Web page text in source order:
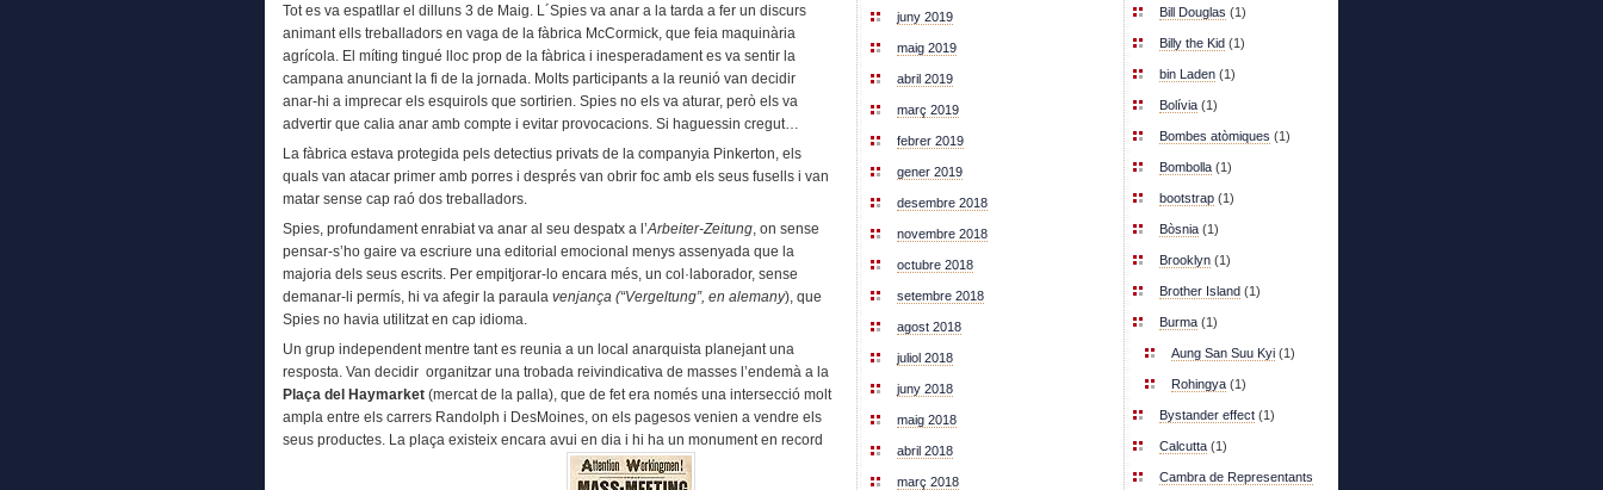
Tot es va espatllar el dilluns 3 de Maig. L´Spies va anar a la tarda a fer un discurs
animant ells treballadors en vaga de la fàbrica McCormick, que feia maquinària
agrícola. El míting tingué lloc prop de la fàbrica i inesperadament es va sentir la
campana anunciant la fi de la jornada. Molts participants a la reunió van decidir
anar-hi a imprecar els esquirols que sortirien. Spies no els va aturar, però els va
advertir que calia anar amb compte i evitar provocacions. Si haguessin cregut…
La fàbrica estava protegida pels detectius privats de la companyia Pinkerton, els
quals van atacar primer amb porres i després van obrir foc amb els seus fusells i van
matar sense cap raó dos treballadors.
Spies, profundament enrabiat va anar al seu despatx a l’Arbeiter-Zeitung, on sense
pensar-s’ho gaire va escriure una editorial emocional menys assenyada que la
majoria dels seus escrits. Per empitjorar-lo encara més, un col·laborador, sense
demanar-li permís, hi va afegir la paraula venjança (“Vergeltung”, en alemany), que
Spies no havia utilitzat en cap idioma.
Un grup independent mentre tant es reunia a un local anarquista planejant una
resposta. Van decidir organitzar una trobada reivindicativa de masses l’endemà a la
Plaça del Haymarket (mercat de la palla), que de fet era només una intersecció molt
ampla entre els carrers Randolph i DesMoines, on els pagesos venien a vendre els
seus productes. La plaça existeix encara avui en dia i hi ha un monument en record
juny 2019
maig 2019
abril 2019
març 2019
febrer 2019
gener 2019
desembre 2018
novembre 2018
octubre 2018
setembre 2018
agost 2018
juliol 2018
juny 2018
maig 2018
abril 2018
març 2018
Bill Douglas (1)
Billy the Kid (1)
bin Laden (1)
Bolívia (1)
Bombes atòmiques (1)
Bombolla (1)
bootstrap (1)
Bòsnia (1)
Brooklyn (1)
Brother Island (1)
Burma (1)
Aung San Suu Kyi (1)
Rohingya (1)
Bystander effect (1)
Calcutta (1)
Cambra de Representants